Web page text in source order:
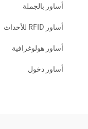
أساور بالجملة
أساور RFID للأحداث
أساور هولوغرافية
أساور دخول